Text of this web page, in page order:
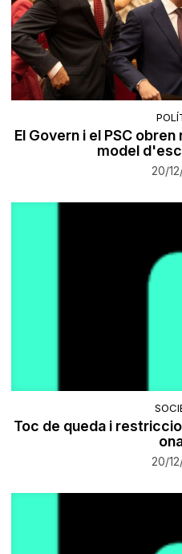
El Govern i el PSC
model
20/
Toc de queda i
20/